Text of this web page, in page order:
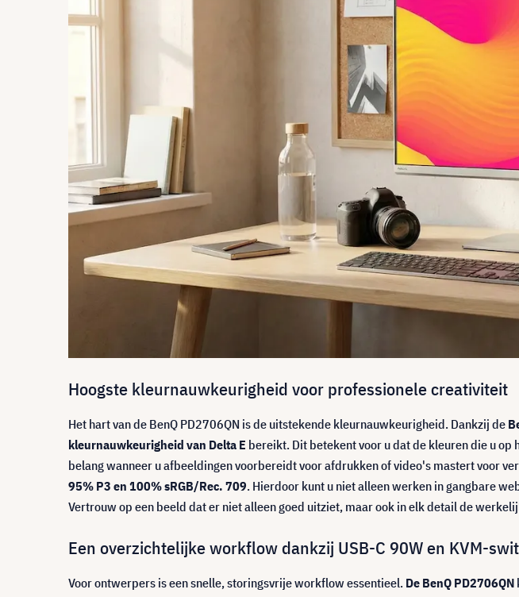
Hoogste kleurnauwkeurigheid voor professionele creativiteit
Het hart van de BenQ PD2706QN is de uitstekende kleurnauwkeurigheid. Dankzij de
kleurnauwkeurigheid van Delta E bereikt. Dit betekent voor u dat de kleuren die u
belang wanneer u afbeeldingen voorbereidt voor afdrukken of video's mastert voor
95% P3 en 100% sRGB/Rec. 709. Hierdoor kunt u niet alleen werken in gangbare
Vertrouw op een beeld dat er niet alleen goed uitziet, maar ook in elk detail de
Een overzichtelijke workflow dankzij USB-C 90W en KVM-
Voor ontwerpers is een snelle, storingsvrije workflow essentieel. De BenQ PD2706QN